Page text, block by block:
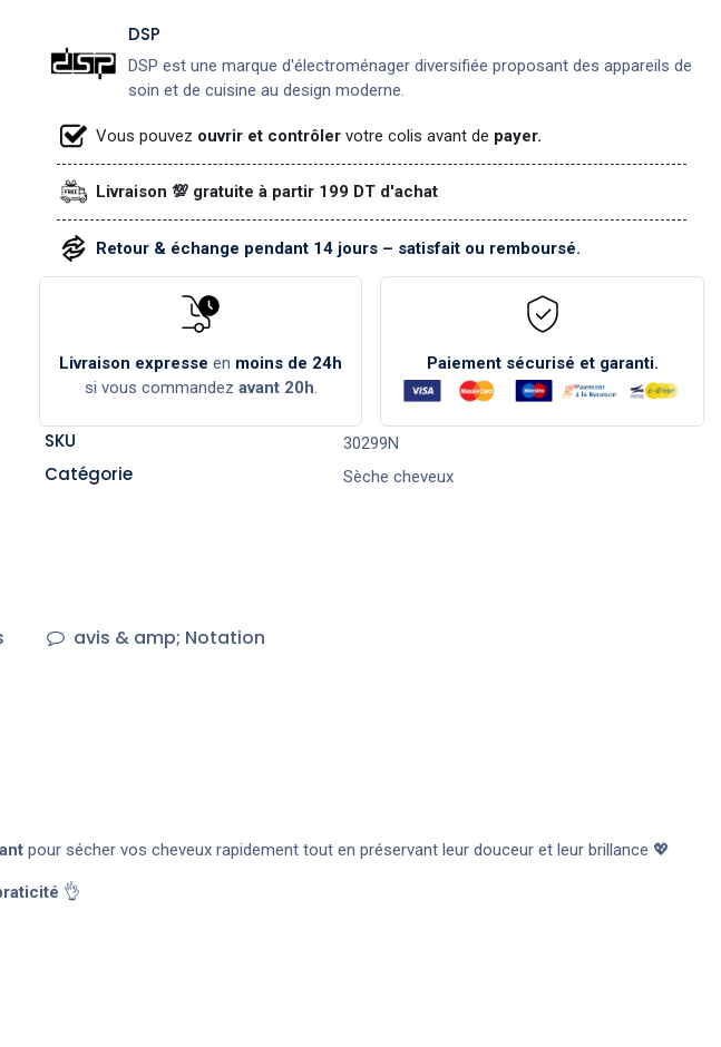
DSP
DSP est une marque d'électroménager diversifiée proposant des appareils de
soin et de cuisine au design moderne.
Vous pouvez ouvrir et contrôler votre colis avant de payer.
Livraison 💯 gratuite à partir 199 DT d'achat
Retour & échange pendant 14 jours – satisfait ou remboursé.
Livraison expresse en moins de 24h
si vous commandez avant 20h.
Paiement sécurisé et garanti.
SKU 30299N
Catégorie Sèche cheveux
avis & amp; Notation
pour sécher vos cheveux rapidement tout en préservant leur douceur et leur brillance 💖
👌